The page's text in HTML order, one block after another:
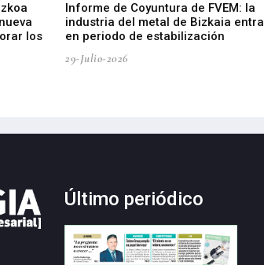
los
Informe de Coyuntura de FVEM: la
industria del metal de Bizkaia entra
en periodo de estabilización
29-Julio-2026
Último periódico